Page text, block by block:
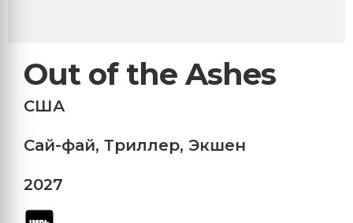
Out of the Ashes
США
Сай-фай, Триллер, Экшен
2027